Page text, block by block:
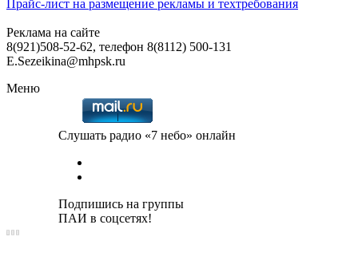
Прайс-лист на размещение рекламы и техтребования
Реклама на сайте
8(921)508-52-62, телефон 8(8112) 500-131
E.Sezeikina@mhpsk.ru
Меню
Слушать радио «7 небо» онлайн
Подпишись на группы
ПАИ в соцсетях!